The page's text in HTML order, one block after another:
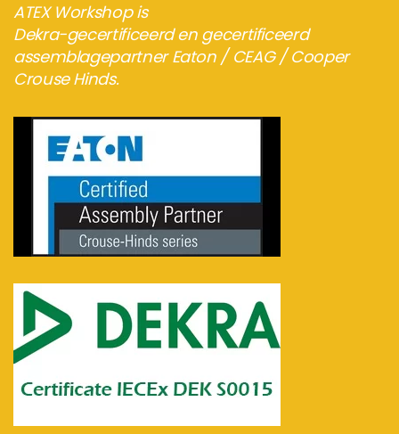
ATEX Workshop is
Dekra-gecertificeerd en gecertificeerd
assemblagepartner Eaton / CEAG / Cooper
Crouse Hinds.